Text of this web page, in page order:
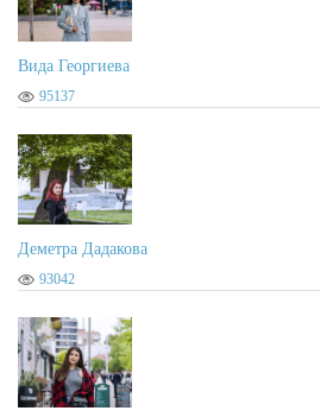
Младо, съвременно момиче, без големи,
Иван Георгиев
2023-05-27 19:47:52
Вида Георгиева
Тунджай
2023-05-27 18:54:59
Гласувам
Вида Георгиева
95137
Деметра Дадакова
93042